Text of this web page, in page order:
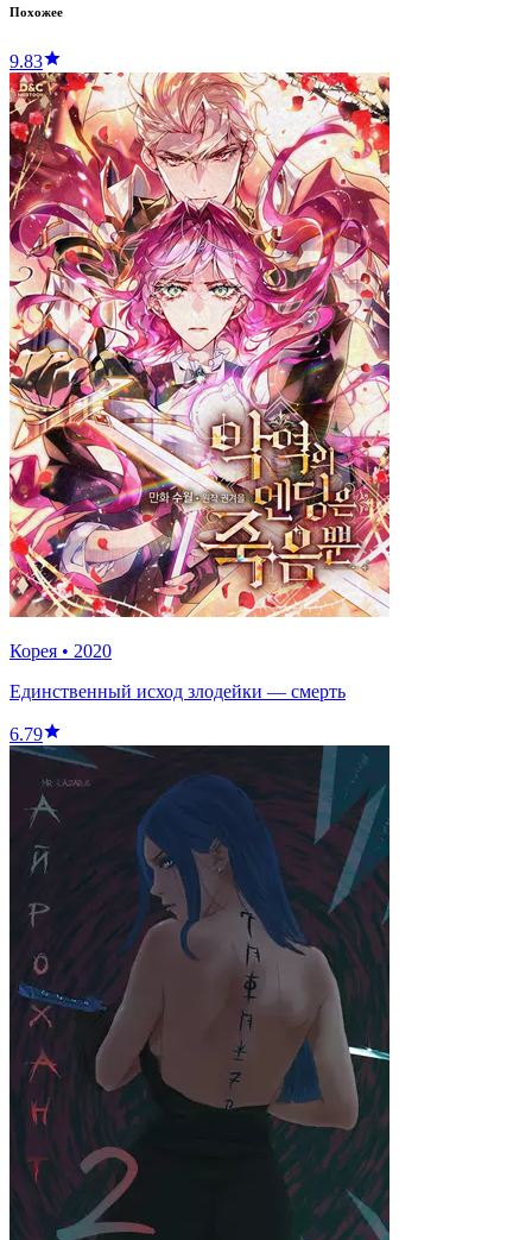
Похожее
9.83
Корея • 2020
Единственный исход злодейки — смерть
6.79